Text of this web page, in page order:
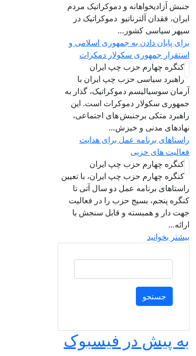
جنبش آزادیخواهانه و دموکراتیک مردم
ایران، فقدان آلترناتیو دموکراتیک در
سپهر سیاسی کشور…
برای پایان دادن به جمهوری اسلامی و
استقرار جمهوری سکولار دمکرات
کنگره چهارم حزب چپ ایران
راهبرد سياسی حزب چپ ایران با
آرمان سوسیالیسم دموکراتیک، گذار به
جمهوری سکولار دموکرات است. این
راهبرد متکی برجنبش های اجتماعی،
نهادهای مدنی و خیزش‌…
راستاهای برنامه عمل برای هدایت
فعالیت های حزبی
کنگره چهارم حزب چپ ایران
کنگره چهارم حزب چپ ایران، با تعیین
راستاهای برنامه عمل دو سال آتی تا
کنگره پنجم، بسیج حزب را در فعالیت
جهت دار و همبسته و قابل سنجش با
ارائه…
بیشتر بخوانید
به پیش در فیسبوک